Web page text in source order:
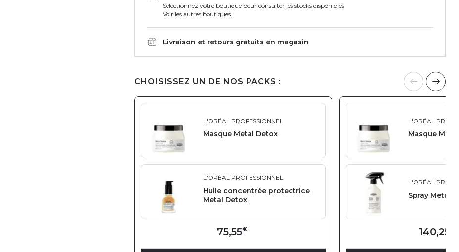
Selectionnez votre boutique pour consulter les stocks disponibles
Voir les autres boutiques
Livraison et retours gratuits en magasin
CHOISISSEZ UN DE NOS PACKS :
L'ORÉAL PROFESSIONNEL
Masque Metal Detox
L'ORÉAL PROFESSIONNEL
Huile concentrée protectrice
Metal Detox
75,55€
L'ORÉAL
Masque
L'ORÉAL
Spray Metal
140,25